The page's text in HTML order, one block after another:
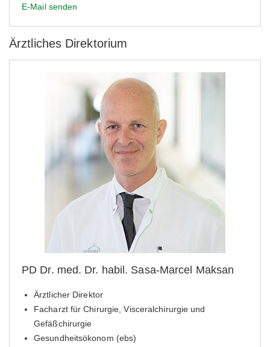
E-Mail senden
Ärztliches Direktorium
PD Dr. med. Dr. habil. Sasa-Marcel Maksan
Ärztlicher Direktor
Facharzt für Chirurgie, Visceralchirurgie und
Gefäßchirurgie
Gesundheitsökonom (ebs)